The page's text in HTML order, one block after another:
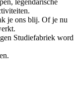
legendarische
je ons blij. Of je nu
Studiefabriek word